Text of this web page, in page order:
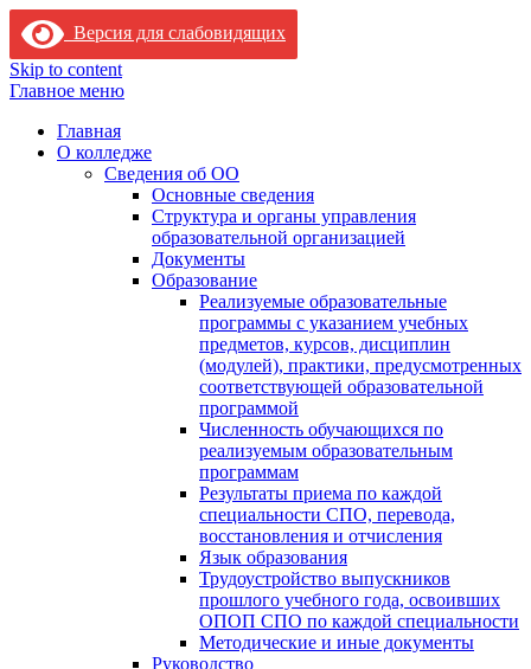
Версия для слабовидящих
Skip to content
Главное меню
Главная
О колледже
Сведения об ОО
Основные сведения
Структура и органы управления
образовательной организацией
Документы
Образование
Реализуемые образовательные
программы с указанием учебных
предметов, курсов, дисциплин
(модулей), практики, предусмотренных
соответствующей образовательной
программой
Численность обучающихся по
реализуемым образовательным
программам
Результаты приема по каждой
специальности СПО, перевода,
восстановления и отчисления
Язык образования
Трудоустройство выпускников
прошлого учебного года, освоивших
ОПОП СПО по каждой специальности
Методические и иные документы
Руководство